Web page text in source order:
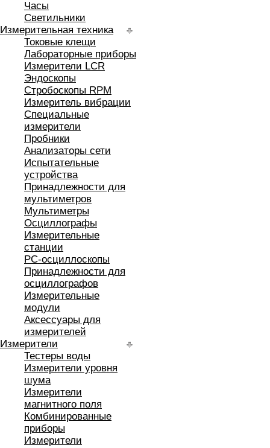
Часы
Светильники
Измерительная техника
Токовые клещи
Лабораторные приборы
Измерители LCR
Эндоскопы
Стробоскопы RPM
Измеритель вибрации
Специальные
измерители
Пробники
Анализаторы сети
Испытательные
устройства
Принадлежности для
мультиметров
Мультиметры
Осциллографы
Измерительные
станции
РС-осциллоскопы
Принадлежности для
осциллографов
Измерительные
модули
Аксессуары для
измерителей
Измерители
Тестеры воды
Измерители уровня
шума
Измерители
магнитного поля
Комбинированные
приборы
Измерители